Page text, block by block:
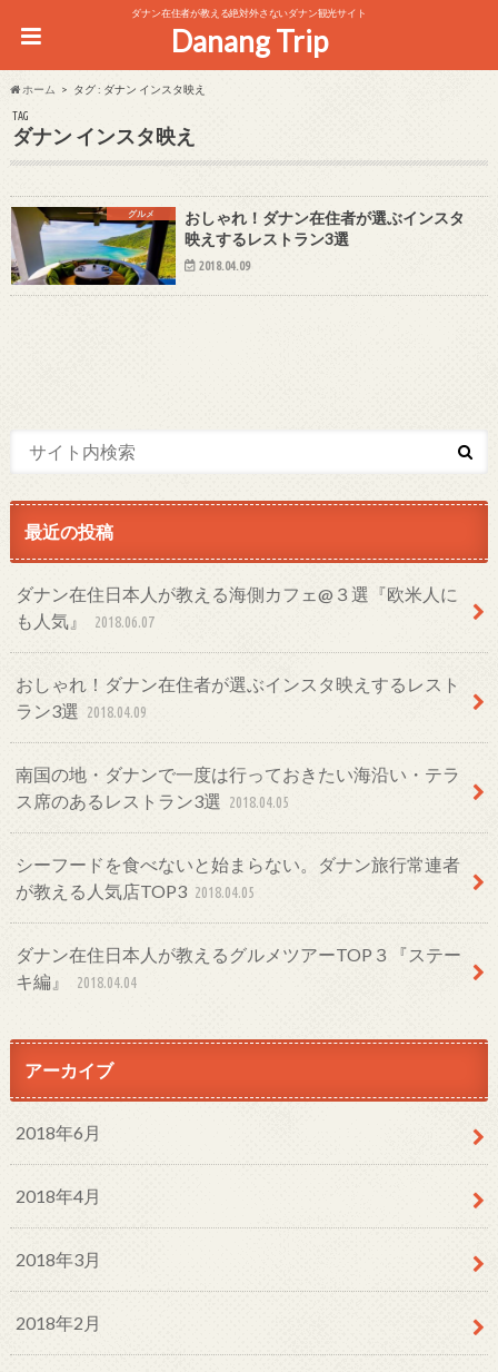
ダナン在住者が教える絶対外さないダナン観光サイト
Danang Trip
ホーム タグ : ダナン インスタ映え
TAG
ダナン インスタ映え
グルメ
おしゃれ！ダナン在住者が選ぶインスタ
映えするレストラン3選
2018.04.09
最近の投稿
ダナン在住日本人が教える海側カフェ@３選『欧米人に
も人気』
2018.06.07
おしゃれ！ダナン在住者が選ぶインスタ映えするレスト
ラン3選 2018.04.09
南国の地・ダナンで一度は行っておきたい海沿い・テラ
ス席のあるレストラン3選 2018.04.05
シーフードを食べないと始まらない。ダナン旅行常連者
が教える人気店TOP3 2018.04.05
ダナン在住日本人が教えるグルメツアーTOP３『ステー
キ編』
2018.04.04
アーカイブ
2018年6月
2018年4月
2018年3月
2018年2月